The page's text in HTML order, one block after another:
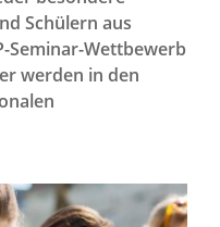
Schülern aus
Seminar-Wettbewerb
werden in den